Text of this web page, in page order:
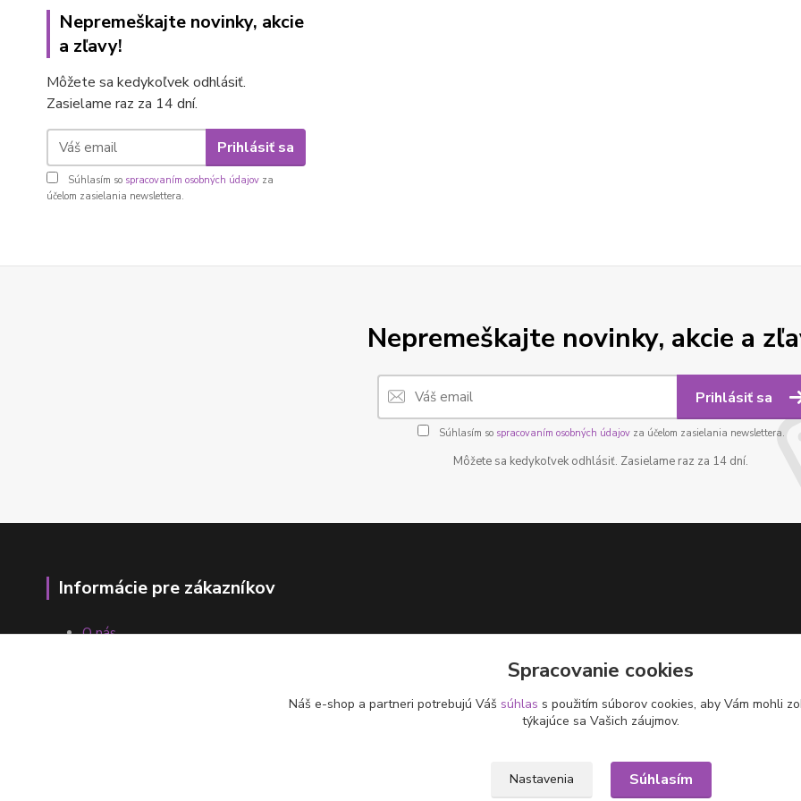
Nepremeškajte novinky, akcie
a zľavy!
Môžete sa kedykoľvek odhlásiť.
Zasielame raz za 14 dní.
Prihlásiť sa
Súhlasím so spracovaním osobných údajov za
účelom zasielania newslettera.
Nepremeškajte novinky, akcie a
Prihlásiť sa
Súhlasím so spracovaním osobných údajovza účelom zasielania newslettera.
Môžete sa kedykoľvek odhlásiť. Zasielame raz za 14 dní.
Informácie pre zákazníkov
O nás
Spracovanie cookies
Náš e-shop a partneri potrebujú Váš súhlas s použitím súborov cookies, aby Vám mohli
týkajúce sa Vašich záujmov.
Nastavenia Súhlasím